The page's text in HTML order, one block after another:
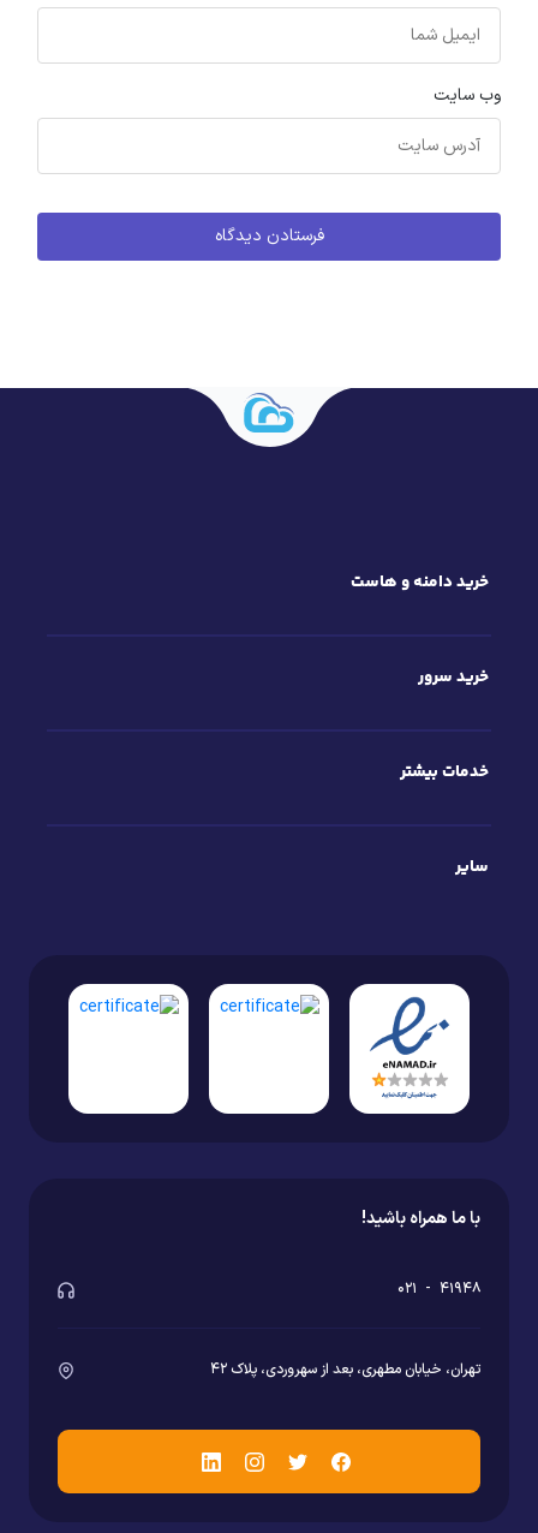
وب‌ سایت
خرید دامنه و هاست
خرید سرور
خدمات بیشتر
سایر
با ما همراه باشید!
۰۲۱ - ۴۱۹۴۸
تهران، خیابان مطهری، بعد از سهروردی، پلاک ۴۲